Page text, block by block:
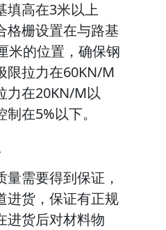
填高在3米以上
格栅设置在与路基
米的位置，确保钢
限拉力在60KN/M
力在20KN/M以
在5%以下。
需要得到保证，
进货，保证有正规
进货后对材料物